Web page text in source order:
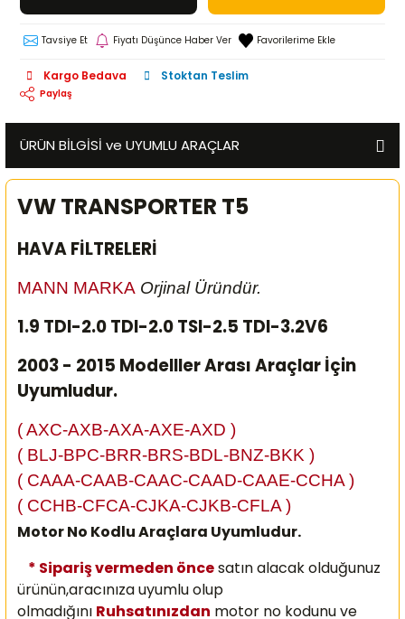
Tavsiye Et Fiyatı Düşünce Haber Ver
Kargo Bedava Stoktan Teslim
Paylaş
ÜRÜN BİLGİSİ ve UYUMLU ARAÇLAR
VW TRANSPORTER T5
HAVA FİLTRELERİ
MANN MARKA Orjinal Üründür.
1.9 TDI-2.0 TDI-2.0 TSI-2.5 TDI-3.2V6
2003 - 2015 Modelller Arası Araçlar İçin
Uyumludur.
( AXC-AXB-AXA-AXE-AXD )
( BLJ-BPC-BRR-BRS-BDL-BNZ-BKK )
( CAAA-CAAB-CAAC-CAAD-CAAE-CCHA )
( CCHB-CFCA-CJKA-CJKB-CFLA )
Motor No Kodlu Araçlara Uyumludur.
* Sipariş vermeden öncesatın alacak olduğunuz
ürünün,aracınıza uyumlu olup
olmadığını Ruhsatınızdan motor no kodunu ve